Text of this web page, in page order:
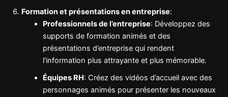
Formation et présentations en entreprise:
Professionnels de l’entreprise: Développez des
supports de formation animés et des
présentations d’entreprise qui rendent
l’information plus attrayante et plus mémorable.
Équipes RH: Créez des vidéos d’accueil avec des
personnages animés pour présenter les nouveaux